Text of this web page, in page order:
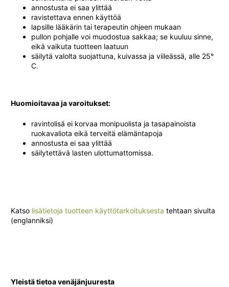
annostusta ei saa ylittää
ravistettava ennen käyttöä
lapsille lääkärin tai terapeutin ohjeen mukaan
pullon pohjalle voi muodostua sakkaa; se kuuluu sinne,
eikä vaikuta tuotteen laatuun
säilytä valolta suojattuna, kuivassa ja viileässä, alle 25°
C.
Huomioitavaa ja varoitukset:
ravintolisä ei korvaa monipuolista ja tasapainoista
ruokavaliota eikä terveitä elämäntapoja
annostusta ei saa ylittää
säilytettävä lasten ulottumattomissa.
Katso lisätietoja tuotteen käyttötarkoituksesta tehtaan sivulta
(englanniksi)
Yleistä tietoa venäjänjuuresta